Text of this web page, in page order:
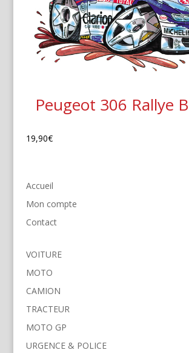
Peugeot 306 Rallye
19,90€
Accueil
Mon compte
Contact
VOITURE
MOTO
CAMION
TRACTEUR
MOTO GP
URGENCE & POLICE